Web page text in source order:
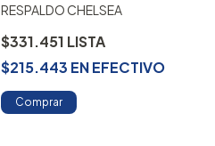
RESPALDO CHELSEA
$331.451
$215.443 ENEFECTIVO
Comprar